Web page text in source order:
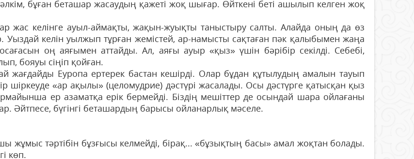
бұған беташар жасаудың қажеті жоқ шығар. Өйткені беті ашылып келген жоқ
жас келінге ауыл-аймақты, жақын-жуықты таныстыру салты. Алайда оның да өз
Уыздай келін уылжып тұрған жемістей, ар-намысты сақтаған пәк қалыбымен жаңа
оң аяғымен аттайды. Ал, аяғы ауыр «қыз» үшін бәрібір секілді. Себебі,
бояуы сіңіп қойған.
жағдайды Еуропа ертерек бастан кешірді. Олар бұдан құтылудың амалын тауып
шіркеуде «ар ақылы» (целомудрие) дәстүрі жасалады. Осы дәстүрге қатысқан қыз
ер азаматқа ерік бермейді. Біздің мешіттер де осындай шара ойлағаны
Әйтпесе, бүгінгі беташардың барысы ойланарлық мәселе.
жұмыс тәртібін бұзғысы келмейді, бірақ... «бұзықтың басы» амал жоқтан болады.
көп.